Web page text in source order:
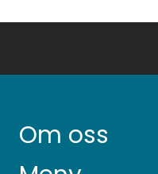
Om oss
Niigata AS